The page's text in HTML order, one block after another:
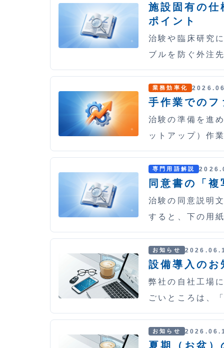
施設固有の
ポイント
治験や臨床研究
ブルを防ぐ外注
業務効率化
手作業でのフ
治験の準備を進
ットアップ）作
専門用語解説
同意書の「
治験の同意説明
すると、下の用
お知らせ
設備導入のお
弊社の自社工場
ごいところは、
お知らせ
夏期（お盆）